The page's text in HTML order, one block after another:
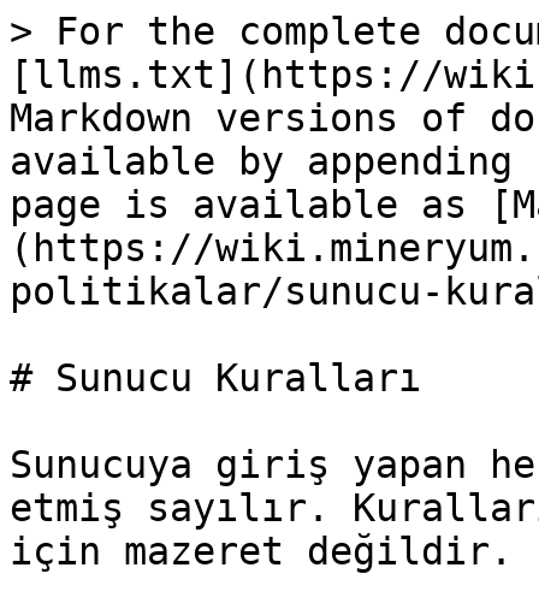
> For the complete
[llms.txt](https://
Markdown versions of
available by
page is available as
(https://
politikalar/sunucu-
# Sunucu Kuralları
Sunucuya giriş yapan
etmiş sayılır.
için mazeret değildir.